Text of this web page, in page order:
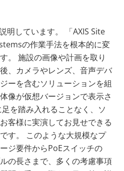
明しています。 「AXIS Site
の作業手法を根本的に変
。 施設の画像や計画を取り
、カメラやレンズ、音声デバ
ーを含むソリューションを組
像が仮想バージョンで表示さ
を踏み入れることなく、ソ
客様に実演してお見せできる
す。 このような大規模なプ
ジ要件からPoEスイッチの
の長さまで、多くの考慮事項